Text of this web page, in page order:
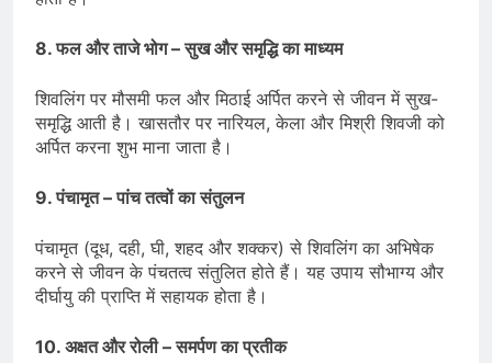
8. फल और ताजे भोग – सुख और समृद्धि का माध्यम
शिवलिंग पर मौसमी फल और मिठाई अर्पित करने से जीवन में सुख-
समृद्धि आती है। खासतौर पर नारियल, केला और मिश्री शिवजी को
अर्पित करना शुभ माना जाता है।
9. पंचामृत – पांच तत्वों का संतुलन
पंचामृत (दूध, दही, घी, शहद और शक्कर) से शिवलिंग का अभिषेक
करने से जीवन के पंचतत्व संतुलित होते हैं। यह उपाय सौभाग्य और
दीर्घायु की प्राप्ति में सहायक होता है।
10. अक्षत और रोली – समर्पण का प्रतीक